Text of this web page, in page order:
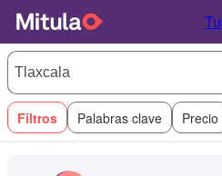
Filtros Palabras clave Precio